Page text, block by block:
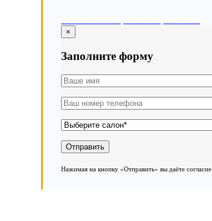
×
Заполните форму
Нажимая на кнопку «Отправить» вы даёте согласие